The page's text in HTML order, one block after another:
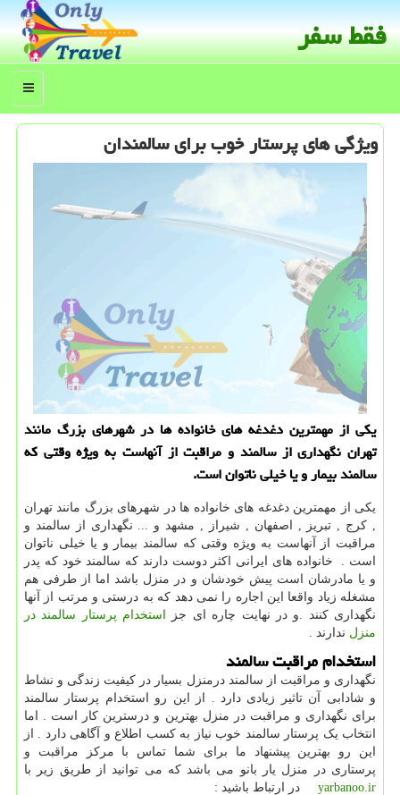
فقط سفر
منو
ویژگی های پرستار خوب برای سالمندان
یكی از مهمترین دغدغه های خانواده ها در شهرهای بزرگ مانند
تهران نگهداری از سالمند و مراقبت از آنهاست به ویژه وقتی كه
سالمند بیمار و یا خیلی ناتوان است.
یکی از مهمترین دغدغه های خانواده ها در شهرهای بزرگ مانند تهران
, کرج , تبریز , اصفهان , شیراز , مشهد و ... نگهداری از سالمند و
مراقبت از آنهاست به ویژه وقتی که سالمند بیمار و یا خیلی ناتوان
است . خانواده های ایرانی اکثر دوست دارند که سالمند خود که پدر
و یا مادرشان است پیش خودشان و در منزل باشد اما از طرفی هم
مشغله زیاد واقعا این اجاره را نمی دهد که به درستی و مرتب از آنها
نگهداری کنند .و در نهایت چاره ای جز استخدام پرستار سالمند در
منزل ندارند .
استخدام مراقبت سالمند
نگهداری و مراقبت از سالمند درمنزل بسیار در کیفیت زندگی و نشاط
و شادابی آن تاثیر زیادی دارد . از این رو استخدام پرستار سالمند
برای نگهداری و مراقبت در منزل بهترین و درسترین کار است . اما
انتخاب یک پرستار سالمند خوب نیاز به کسب اطلاع و آگاهی دارد . از
این رو بهترین پیشنهاد ما برای شما تماس با مرکز مراقبت و
پرستاری در منزل یار بانو می باشد که می توانید از طریق زیر با
yarbanoo.ir در ارتباط باشید :